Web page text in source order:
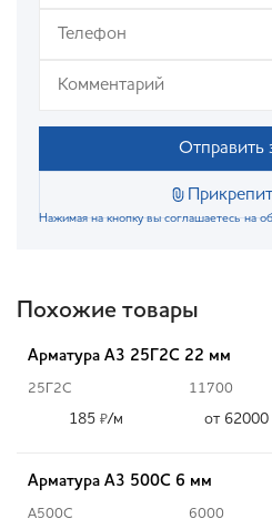
Отправить
Нажимая на кнопку вы соглашаетесь на
Похожие товары
Арматура А3 25Г2С 22 мм
25Г2С 11700
185 ₽/м от 62000
Арматура А3 500С 6 мм
А500С 6000